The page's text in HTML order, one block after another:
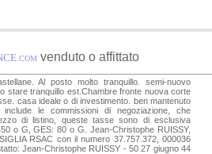
.COM venduto o affittato
Al posto molto tranquillo. semi-nuovo
stare tranquillo est.Chambre fronte nuova corte
casa ideale o di investimento. ben mantenuto
le commissioni di negoziazione, che
di listino, queste tasse sono di esclusiva
o G, GES: 80 o G. Jean-Christophe RUISSY,
RSAC con il numero 37.757.372, 000036
Jean-Christophe RUISSY - 50 27 giugno 44